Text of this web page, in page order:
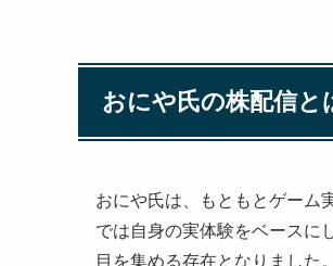
おにや氏の株配信と
おにや氏は、もともとゲーム
では自身の実体験をベースに
目を集める存在となりました。